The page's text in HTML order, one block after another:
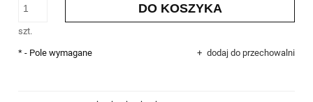
szt.
DO KOSZYKA
dodaj do przechowalni
* - Pole wymagane